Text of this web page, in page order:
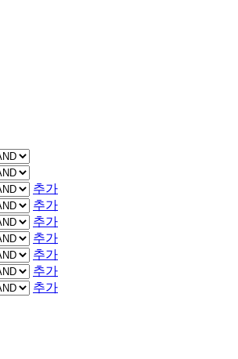
추가
추가
추가
추가
추가
추가
추가